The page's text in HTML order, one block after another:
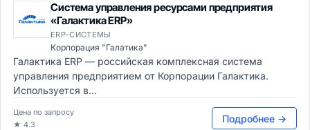
Система управления ресурсами предприятия
«Галактика ERP»
ERP-СИСТЕМЫ
Корпорация "Галатика"
Галактика ERP — российская комплексная система
управления предприятием от Корпорации Галактика.
Используется в...
Цена по запросу
★ 4.3
Подробнее →